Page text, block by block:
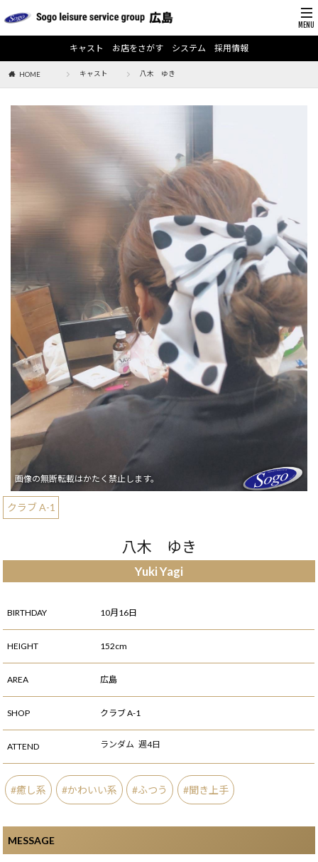
キャスト お店をさがす システム 採用情報
HOME キャスト 八木 ゆき
クラブ A-1
八木 ゆき
Yuki Yagi
BIRTHDAY 10月16日
HEIGHT 152cm
AREA 広島
SHOP クラブ A-1
ATTEND ランダム 週4日
癒し系 かわいい系 ふつう 聞き上手
MESSAGE